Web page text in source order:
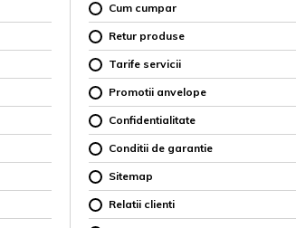
Cum cumpar
Retur produse
Tarife servicii
Promotii anvelope
Confidentialitate
Conditii de garantie
Sitemap
Relatii clienti